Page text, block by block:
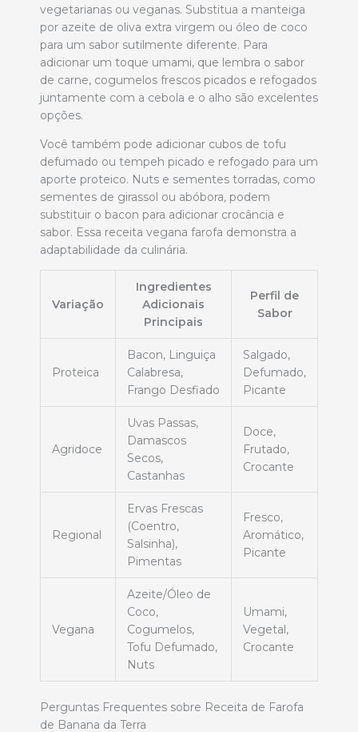
vegetarianas ou veganas. Substitua a manteiga
por azeite de oliva extra virgem ou óleo de coco
para um sabor sutilmente diferente. Para
adicionar um toque umami, que lembra o sabor
de carne, cogumelos frescos picados e refogados
juntamente com a cebola e o alho são excelentes
opções.
Você também pode adicionar cubos de tofu
defumado ou tempeh picado e refogado para um
aporte proteico. Nuts e sementes torradas, como
sementes de girassol ou abóbora, podem
substituir o bacon para adicionar crocância e
sabor. Essa receita vegana farofa demonstra a
adaptabilidade da culinária.
Variação
Ingredientes
Adicionais
Principais
Perfil de
Sabor
Proteica
Bacon, Linguiça
Calabresa,
Frango Desfiado
Salgado,
Defumado,
Picante
Agridoce
Uvas Passas,
Damascos
Secos,
Castanhas
Doce,
Frutado,
Crocante
Regional
Ervas Frescas
(Coentro,
Salsinha),
Pimentas
Fresco,
Aromático,
Picante
Vegana
Azeite/Óleo de
Coco,
Cogumelos,
Tofu Defumado,
Nuts
Umami,
Vegetal,
Crocante
Perguntas Frequentes sobre Receita de Farofa
de Banana da Terra